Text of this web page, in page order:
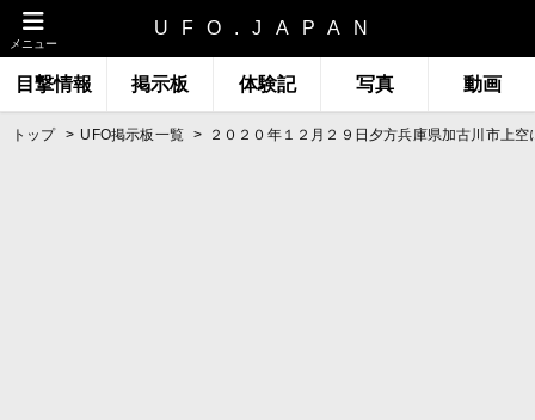
メニュー
UFO.JAPAN
目撃情報 掲示板 体験記 写真 動画
トップ UFO掲示板一覧 ２０２０年１２月２９日夕方兵庫県加古川市上空